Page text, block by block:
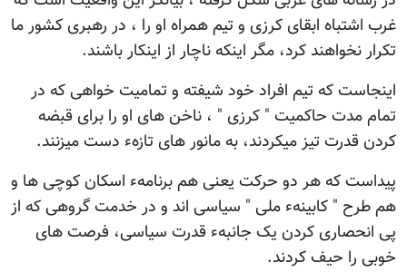
غرب اشتباه ابقای کرزی و تیم همراه او را ، در رهبری کشور ما
تکرار نخواهند کرد، مگر اینکه ناچار از اینکار باشند.
اینجاست که تیم افراد خود شیفته و تمامیت خواهی که در
تمام مدت حاکمیت " کرزی " ، ناخن های او را برای قبضه
کردن قدرت تیز میکردند، به مانور های تازهء دست میزنند.
پیداست که هر دو حرکت یعنی هم برنامهء اسکان کوچی ها و
هم طرح " کابینهء ملی " سیاسی اند و در خدمت گروهی که از
پی انحصاری کردن یک جانبهء قدرت سیاسی، فرصت های
خوبی را حیف کردند.